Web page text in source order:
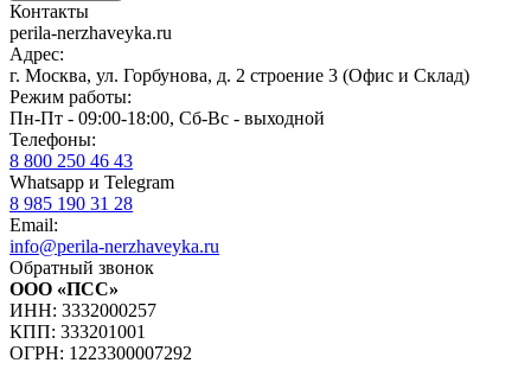
Контакты
perila-nerzhaveyka.ru
Адрес:
г. Москва, ул. Горбунова, д. 2 строение 3 (Офис и Склад)
Режим работы:
Пн-Пт - 09:00-18:00, Сб-Вс - выходной
Телефоны:
8 800 250 46 43
Whatsapp и Telegram
8 985 190 31 28
Email:
info@perila-nerzhaveyka.ru
Обратный звонок
ООО «ПСС»
ИНН: 3332000257
КПП: 333201001
ОГРН: 1223300007292